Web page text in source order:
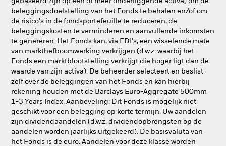
beleggingsdoelstelling van het Fonds te behalen en/of om
de risico's in de fondsportefeuille te reduceren, de
beleggingskosten te verminderen en aanvullende inkomsten
te genereren. Het Fonds kan, via FDI's, een wisselende mate
van markthefboomwerking verkrijgen (d.w.z. waarbij het
Fonds een marktblootstelling verkrijgt die hoger ligt dan de
waarde van zijn activa). De beheerder selecteert en beslist
zelf over de beleggingen van het Fonds en kan hierbij
rekening houden met de Barclays Euro-Aggregate 500mm
1-3 Years Index. Aanbeveling: Dit Fonds is mogelijk niet
geschikt voor een belegging op korte termijn. Uw aandelen
zijn dividendaandelen (d.w.z. dividendopbrengsten op de
aandelen worden jaarlijks uitgekeerd). De basisvaluta van
het Fonds is de euro. Aandelen voor deze klasse worden